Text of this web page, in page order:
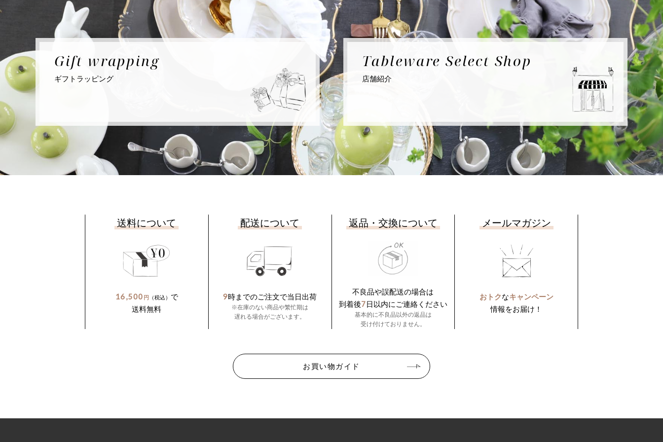
Gift wrapping
ギフト ラッピング
TablewareSelect Shop
店舗紹介
送料について
16,500 円 （税込） で
送料無料
配送について
9時までのご注文で当日出荷
※在庫のない商品や繁忙期は
遅れる場合がございます。
返品・交換について
不良品や誤配送の場合は
到着後7日以内にご連絡ください
基本的に不良品以外の返品は
受け付けておりません。
メールマガジン
おトクなキャンペーン
情報をお届け！
お買い物ガイド